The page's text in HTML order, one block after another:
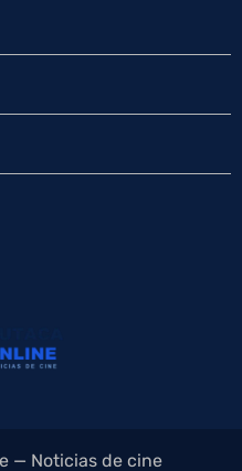
— Noticias de cine